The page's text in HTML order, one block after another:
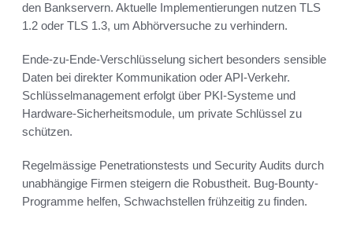
den Bankservern. Aktuelle Implementierungen nutzen TLS
1.2 oder TLS 1.3, um Abhörversuche zu verhindern.
Ende-zu-Ende-Verschlüsselung sichert besonders sensible
Daten bei direkter Kommunikation oder API-Verkehr.
Schlüsselmanagement erfolgt über PKI-Systeme und
Hardware-Sicherheitsmodule, um private Schlüssel zu
schützen.
Regelmässige Penetrationstests und Security Audits durch
unabhängige Firmen steigern die Robustheit. Bug-Bounty-
Programme helfen, Schwachstellen frühzeitig zu finden.